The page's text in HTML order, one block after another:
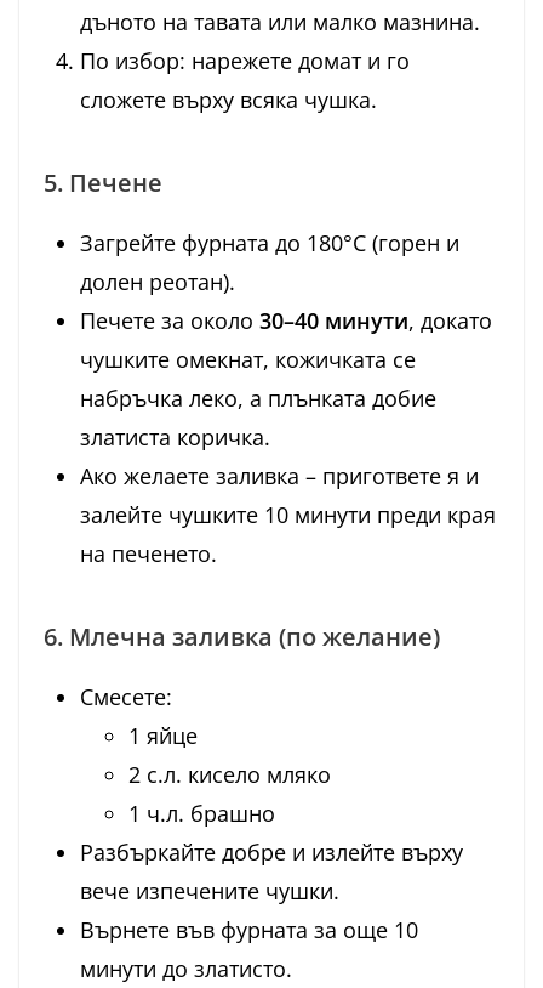
дъното на тавата или малко мазнина.
По избор: нарежете домат и го
сложете върху всяка чушка.
5. Печене
Загрейте фурната до 180°C (горен и
долен реотан).
Печете за около 30–40 минути, докато
чушките омекнат, кожичката се
набръчка леко, а плънката добие
златиста коричка.
Ако желаете заливка – пригответе я и
залейте чушките 10 минути преди края
на печенето.
6. Млечна заливка (по желание)
Смесете:
1 яйце
2 с.л. кисело мляко
1 ч.л. брашно
Разбъркайте добре и излейте върху
вече изпечените чушки.
Върнете във фурната за още 10
минути до златисто.